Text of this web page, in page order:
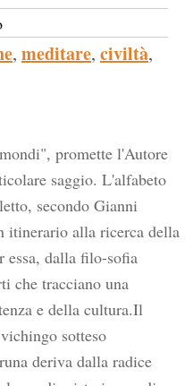
, meditare, civiltà,
promette l'Autore
saggio. L'alfabeto
secondo Gianni
itinerario alla ricerca della
essa, dalla filo-sofia
che tracciano una
e della cultura.Il
sotteso
deriva dalla radice